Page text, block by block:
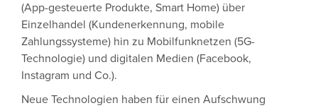
(App-gesteuerte Produkte, Smart Home) über
Einzelhandel (Kundenerkennung, mobile
Zahlungssysteme) hin zu Mobilfunknetzen (5G-
Technologie) und digitalen Medien (Facebook,
Instagram und Co.).
Neue Technologien haben für einen Aufschwung